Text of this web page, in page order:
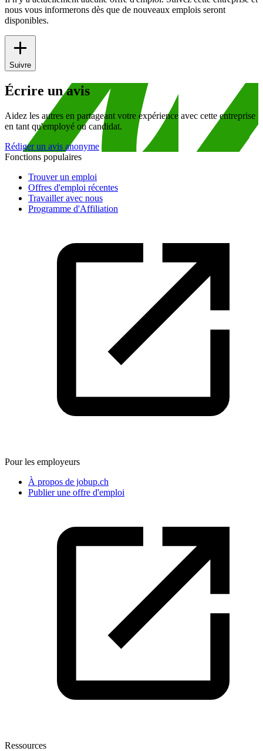
nous vous informerons dès que de nouveaux emplois seront
disponibles.
Suivre
Écrire un avis
Aidez les autres en partageant votre expérience avec cette entreprise
en tant qu'employé ou candidat.
Rédiger un avis anonyme
Fonctions populaires
Trouver un emploi
Offres d'emploi récentes
Travailler avec nous
Programme d'Affiliation
Pour les employeurs
À propos de jobup.ch
Publier une offre d'emploi
Ressources